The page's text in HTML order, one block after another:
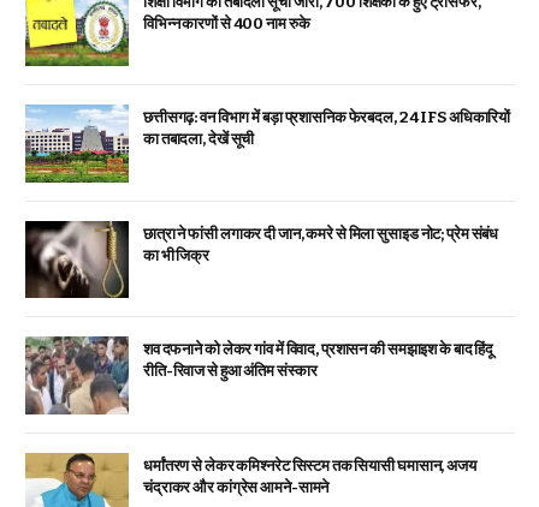
विभिन्न कारणों से 400 नाम रुके
छत्तीसगढ़: वन विभाग में बड़ा प्रशासनिक फेरबदल, 24 IFS अधिकारियों
का तबादला, देखें सूची
छात्रा ने फांसी लगाकर दी जान, कमरे से मिला सुसाइड नोट; प्रेम संबंध
का भी जिक्र
शव दफनाने को लेकर गांव में विवाद, प्रशासन की समझाइश के बाद हिंदू
रीति-रिवाज से हुआ अंतिम संस्कार
धर्मांतरण से लेकर कमिश्नरेट सिस्टम तक सियासी घमासान, अजय
चंद्राकर और कांग्रेस आमने-सामने